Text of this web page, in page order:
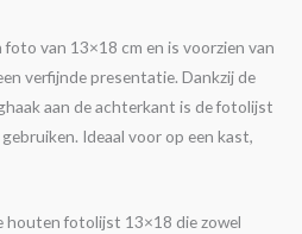
van 13×18 cm en is voorzien van
verfijnde presentatie. Dankzij de
aan de achterkant is de fotolijst
Ideaal voor op een kast,
houten fotolijst 13×18 die zowel